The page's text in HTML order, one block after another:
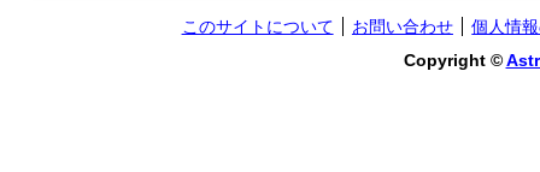
このサイトについて お問い合わせ
個人情
Copyright ©